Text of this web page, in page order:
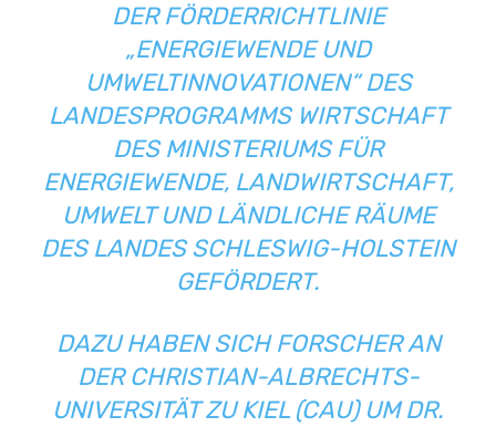
DER FÖRDERRICHTLINIE
„ENERGIEWENDE UND
UMWELTINNOVATIONEN“ DES
LANDESPROGRAMMS WIRTSCHAFT
DES MINISTERIUMS FÜR
ENERGIEWENDE, LANDWIRTSCHAFT,
UMWELT UND LÄNDLICHE RÄUME
DES LANDES SCHLESWIG-HOLSTEIN
GEFÖRDERT.
DAZU HABEN SICH FORSCHER AN
DER CHRISTIAN-ALBRECHTS-
UNIVERSITÄT ZU KIEL (CAU) UM DR.